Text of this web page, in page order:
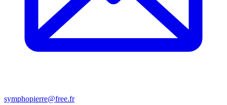
symphopierre@free.fr